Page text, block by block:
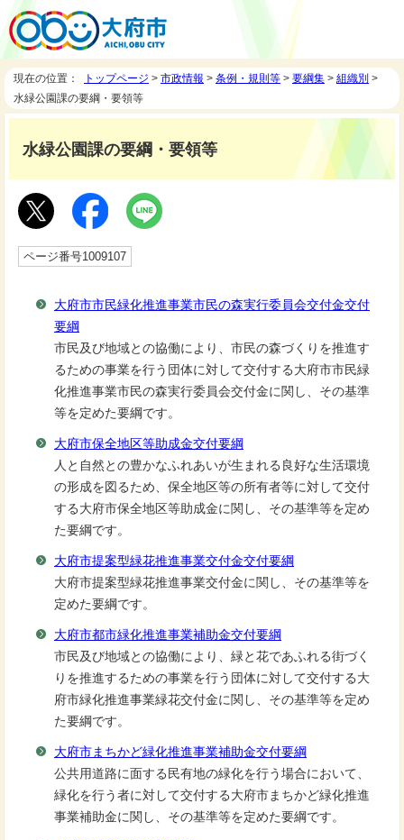
現在の位置： トップページ > 市政情報 > 条例・規則等 > 要綱集 > 組織別 >
水緑公園課の要綱・要領等
水緑公園課の要綱・要領等
ページ番号1009107
大府市市民緑化推進事業市民の森実行委員会交付金交付
要綱
市民及び地域との協働により、市民の森づくりを推進す
るための事業を行う団体に対して交付する大府市市民緑
化推進事業市民の森実行委員会交付金に関し、その基準
等を定めた要綱です。
大府市保全地区等助成金交付要綱
人と自然との豊かなふれあいが生まれる良好な生活環境
の形成を図るため、保全地区等の所有者等に対して交付
する大府市保全地区等助成金に関し、その基準等を定め
た要綱です。
大府市提案型緑花推進事業交付金交付要綱
大府市提案型緑花推進事業交付金に関し、その基準等を
定めた要綱です。
大府市都市緑化推進事業補助金交付要綱
市民及び地域との協働により、緑と花であふれる街づく
りを推進するための事業を行う団体に対して交付する大
府市緑化推進事業緑花交付金に関し、その基準等を定め
た要綱です。
大府市まちかど緑化推進事業補助金交付要綱
公共用道路に面する民有地の緑化を行う場合において、
緑化を行う者に対して交付する大府市まちかど緑化推進
事業補助金に関し、その基準等を定めた要綱です。